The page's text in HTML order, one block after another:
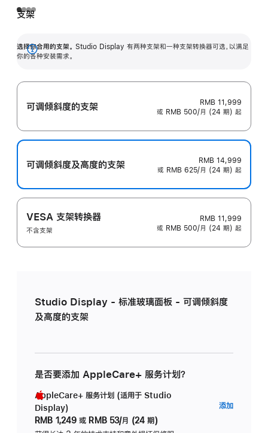
支架
选择你合用的支架。 Studio Display 有两种支架和一种支架转换器可选，以满足
你的各种安装需求。
展
可调倾斜度的支架
RMB 11,999
或 RMB 500/月 (24 期) 起
可调倾斜度及高‍度的支‍架
RMB 14,999
或 RMB 625/月 (24 期) 起
VESA 支架转换器
不含支架
RMB 11,999
或 RMB 500/月 (24 期) 起
Studio Display - 标准玻璃面板 - 可调倾斜度
及高度的支架
是否要添加 AppleCare+ 服务计划？
AppleCare+ 服务计划 (适用于 Studio
Display)
RMB 1,249 或 RMB 53/月 (24 期)
添加